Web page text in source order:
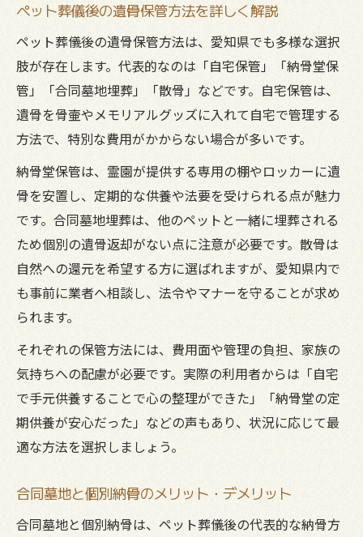
ペット葬儀後の遺骨保管方法を詳しく解説
ペット葬儀後の遺骨保管方法は、愛知県でも多様な選択
肢が存在します。代表的なのは「自宅保管」「納骨堂保
管」「合同墓地埋葬」「散骨」などです。自宅保管は、
遺骨を骨壷やメモリアルグッズに入れて自宅で管理する
方法で、特別な費用がかからない場合が多いです。
納骨堂保管は、霊園が提供する専用の棚やロッカーに遺
骨を安置し、定期的な供養や法要を受けられる点が魅力
です。合同墓地埋葬は、他のペットと一緒に埋葬される
ため個別の遺骨返却がない点に注意が必要です。散骨は
自然への還元を希望する方に選ばれますが、愛知県内で
も事前に業者へ相談し、法令やマナーを守ることが求め
られます。
それぞれの保管方法には、費用面や管理の負担、家族の
気持ちへの配慮が必要です。実際の利用者からは「自宅
で手元供養することで心の整理ができた」「納骨堂の定
期供養が安心だった」などの声もあり、状況に応じて最
適な方法を選択しましょう。
合同墓地と個別納骨のメリット・デメリット
合同墓地と個別納骨は、ペット葬儀後の代表的な納骨方